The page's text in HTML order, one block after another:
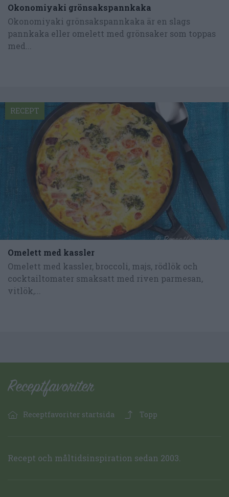
Okonomiyaki grönsakspannkaka
Okonomiyaki grönsakspannkaka är en slags
pannkaka eller omelett med grönsaker som toppas
med...
Omelett med kassler
Omelett med kassler, broccoli, majs, rödlök och
cocktailtomater smaksatt med riven parmesan,
vitlök,...
RECEPT
Receptfavoriter startsida Topp
Recept och måltidsinspiration sedan 2003.